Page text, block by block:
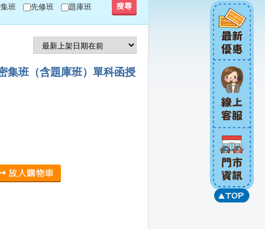
班 先修班 題庫班
集班（含題庫班）單科函授